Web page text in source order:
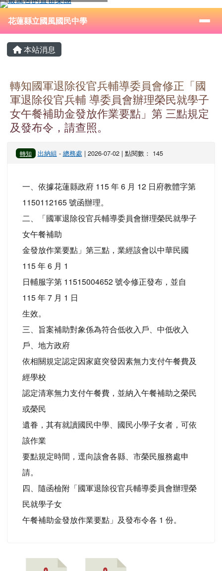
跳至主內容區
花蓮縣立國風國民中學
⏸
導覽列
花蓮縣立國風國民中學
主內容區域
本站消息
轉知國軍退除役官兵輔導委員會修正「國
軍退除役官兵輔 導委員會辦理榮民就學子
女午餐補助金發放作業要點」第 三點規定
及發布令，請查照。
轉知 出納組 - 總務處 | 2026-07-02 | 點閱數： 145
一、依據花蓮縣政府 115 年 6 月 12 日府教體字第
1150112165 號函辦理。
二、「國軍退除役官兵輔導委員會辦理榮民就學子
女午餐補助
金發放作業要點」第三點，業經該會以中華民國
115 年 6 月 1
日輔服字第 11515004652 號令修正發布，並自
115 年 7 月 1 日
生效。
三、旨案補助對象係為符合低收入戶、中低收入
戶、地方政府
依相關規定認定因家庭突發因素無力支付午餐費及
經學校
認定清寒無力支付午餐費，並納入午餐補助之榮民
或榮民
遺眷，其有就讀國民中學、國民小學子女者，可依
該作業
要點規定時間，逕向該會各縣、市榮民服務處申
請。
四、隨函檢附「國軍退除役官兵輔導委員會辦理榮
民就學子女
午餐補助金發放作業要點」及發布令各 1 份。
頁尾區域